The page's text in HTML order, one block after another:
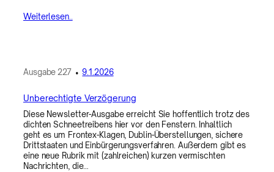
Weiterlesen..
Ausgabe227•9.1.2026
Unberechtigte Verzögerung
Diese Newsletter-Ausgabe erreicht Sie hoffentlich trotz des
dichten Schneetreibens hier vor den Fenstern. Inhaltlich
geht es um Frontex-Klagen, Dublin-Überstellungen, sichere
Drittstaaten und Einbürgerungsverfahren. Außerdem gibt es
eine neue Rubrik mit (zahlreichen) kurzen vermischten
Nachrichten, die…